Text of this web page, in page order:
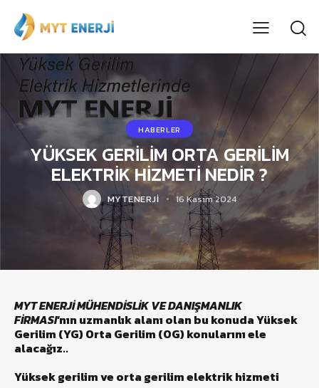
HABERLER
YÜKSEK GERİLİM ORTA GERİLİM
ELEKTRİK HİZMETİ NEDİR ?
MYTENERJI 16 Kasım 2024
MYT ENERJİ MÜHENDİSLİK VE DANIŞMANLIK
FİRMASI‘nın uzmanlık alanı olan bu konuda Yüksek
Gerilim (YG) Orta Gerilim (OG) konularını ele
alacağız..
Yüksek gerilim ve orta gerilim elektrik hizmeti